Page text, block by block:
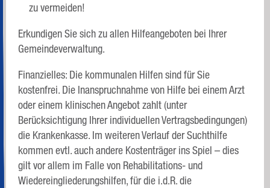
zu vermeiden!
Erkundigen Sie sich zu allen Hilfeangeboten bei Ihrer
Gemeindeverwaltung.
Finanzielles: Die kommunalen Hilfen sind für Sie
kostenfrei. Die Inanspruchnahme von Hilfe bei einem Arzt
oder einem klinischen Angebot zahlt (unter
Berücksichtigung Ihrer individuellen Vertragsbedingungen)
die Krankenkasse. Im weiteren Verlauf der Suchthilfe
kommen evtl. auch andere Kostenträger ins Spiel – dies
gilt vor allem im Falle von Rehabilitations- und
Wiedereingliederungshilfen, für die i.d.R. die